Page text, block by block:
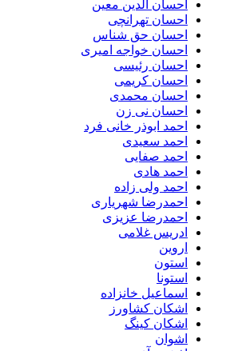
احسان الدین معین
احسان تهرانچی
احسان حق شناس
احسان خواجه امیری
احسان رئیسی
احسان کریمی
احسان محمدی
احسان نی زن
احمد ابوذر خانی فرد
احمد سعیدی
احمد صفایی
احمد هادی
احمد ولی زاده
احمدرضا شهریاری
احمدرضا عزیزی
ادریس غلامی
اروین
استون
استونا
اسماعیل خانزاده
اشکان کشاورز
اشکان کینگ
اشوان